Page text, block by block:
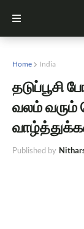
Home India
தடுப்பூசி
வலம் வரும்
Published by